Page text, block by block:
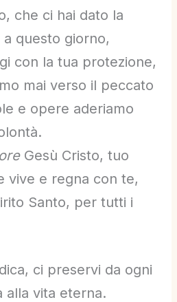
che ci hai dato la
questo giorno,
con la tua protezione,
mai verso il peccato
e opere aderiamo
Gesù Cristo, tuo
vive e regna con te,
Santo, per tutti i
ci preservi da ogni
alla vita eterna.